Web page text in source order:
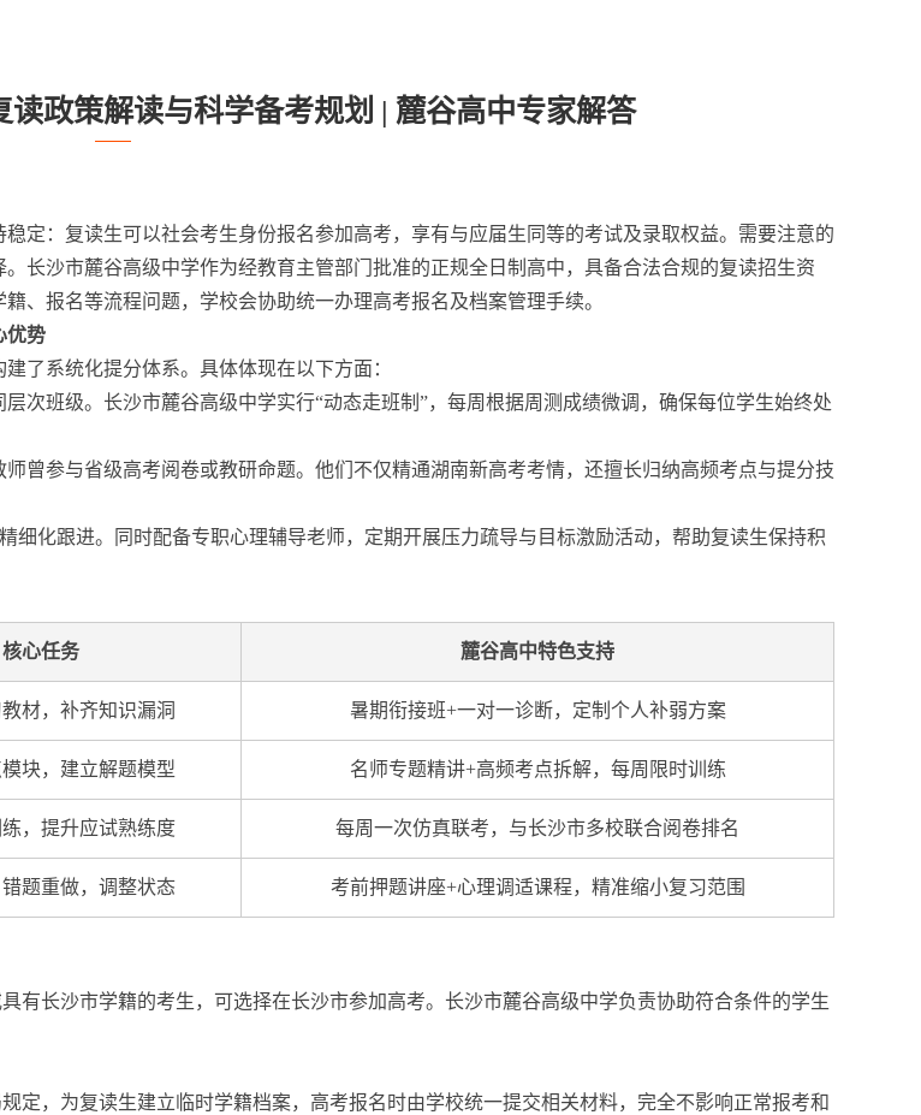
政策解读与科学备考规划 | 麓谷高中专家解答
定：复读生可以社会考生身份报名参加高考，享有与应届生同等的考试及录取权益。需要注意的
长沙市麓谷高级中学作为经教育主管部门批准的正规全日制高中，具备合法合规的复读招生资
、报名等流程问题，学校会协助统一办理高考报名及档案管理手续。
优势
了系统化提分体系。具体体现在以下方面：
次班级。长沙市麓谷高级中学实行“动态走班制”，每周根据周测成绩微调，确保每位学生始终处
曾参与省级高考阅卷或教研命题。他们不仅精通湖南新高考考情，还擅长归纳高频考点与提分技
细化跟进。同时配备专职心理辅导老师，定期开展压力疏导与目标激励活动，帮助复读生保持积
核心任务 麓谷高中特色支持
材，补齐知识漏洞 暑期衔接班+一对一诊断，定制个人补弱方案
块，建立解题模型 名师专题精讲+高频考点拆解，每周限时训练
，提升应试熟练度 每周一次仿真联考，与长沙市多校联合阅卷排名
题重做，调整状态 考前押题讲座+心理调适课程，精准缩小复习范围
有长沙市学籍的考生，可选择在长沙市参加高考。长沙市麓谷高级中学负责协助符合条件的学生
定，为复读生建立临时学籍档案，高考报名时由学校统一提交相关材料，完全不影响正常报考和